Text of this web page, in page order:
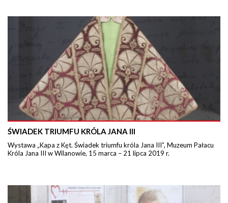
ŚWIADEK TRIUMFU KRÓLA JANA III
Wystawa „Kapa z Kęt. Świadek triumfu króla Jana III”, Muzeum Pałacu
Króla Jana III w Wilanowie, 15 marca – 21 lipca 2019 r.